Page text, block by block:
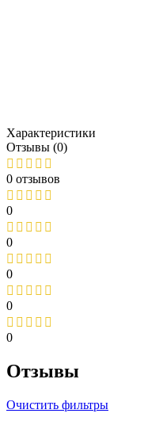
Характеристики
Отзывы (0)
0 отзывов
0
0
0
0
0
Отзывы
Очистить фильтры